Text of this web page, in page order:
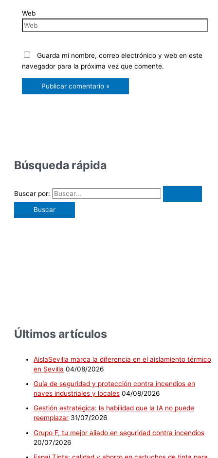
Web
Guarda mi nombre, correo electrónico y web en este
navegador para la próxima vez que comente.
Búsqueda rápida
Buscar por:
Últimos artículos
AislaSevilla marca la diferencia en el aislamiento térmico
en Sevilla 04/08/2026
Guía de seguridad y protección contra incendios en
naves industriales y locales 04/08/2026
Gestión estratégica: la habilidad que la IA no puede
reemplazar 31/07/2026
Grupo F, tu mejor aliado en seguridad contra incendios
20/07/2026